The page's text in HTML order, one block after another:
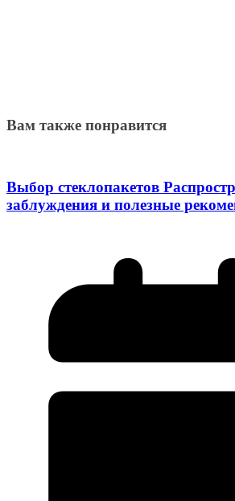
Вам также понравится
Выбор стеклопакетов
заблуждения и полезные